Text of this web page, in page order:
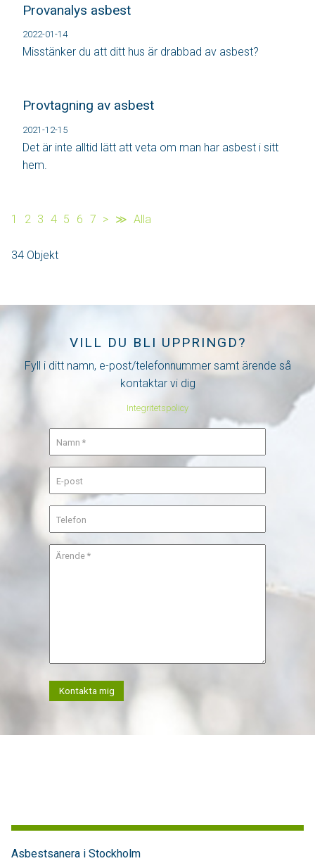
Provanalys asbest
2022-01-14
Misstänker du att ditt hus är drabbad av asbest?
Provtagning av asbest
2021-12-15
Det är inte alltid lätt att veta om man har asbest i sitt
hem.
1 2 3 4 5 6 7 > ≫ Alla
34 Objekt
VILL DU BLI UPPRINGD?
Fyll i ditt namn, e-post/telefonnummer samt ärende så
kontaktar vi dig
Integritetspolicy
Kontakta mig
Asbestsanera i Stockholm